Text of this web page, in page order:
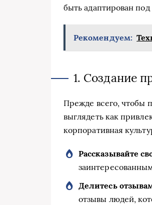
быть адаптирован
Рекомендуем:
1. Создание
Прежде всего, чтобы
выглядеть как
корпоративная
Рассказывайте
Делитесь
отзывы людей,